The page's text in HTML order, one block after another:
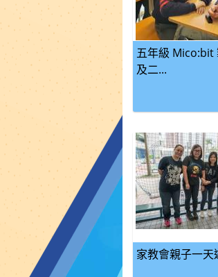
五年級 Mico:bit
及二...
家教會親子一天